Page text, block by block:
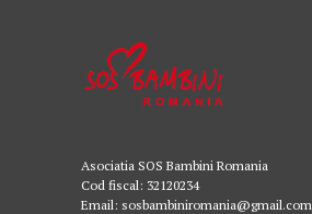
Asociatia SOS Bambini Romania
Cod fiscal: 32120234
Email: sosbambiniromania@gmail.com